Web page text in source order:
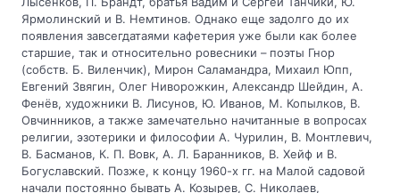
Ярмолинский и В. Немтинов. Однако еще задолго до их
появления завсегдатаями кафетерия уже были как более
старшие, так и относительно ровесники – поэты Гнор
(собств. Б. Виленчик), Мирон Саламандра, Михаил Юпп,
Евгений Звягин, Олег Ниворожкин, Александр Шейдин, А.
Фенёв, художники В. Лисунов, Ю. Иванов, М. Копылков, В.
Овчинников, а также замечательно начитанные в вопросах
религии, эзотерики и философии А. Чурилин, В. Монтлевич,
В. Басманов, К. П. Вовк, А. Л. Баранников, В. Хейф и В.
Богуславский. Позже, к концу 1960-х гг. на Малой садовой
начали постоянно бывать А. Козырев, С. Николаев,